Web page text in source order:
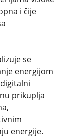
i čije
se
energijom
prikuplja
energije.